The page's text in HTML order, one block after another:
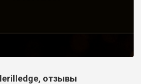
отзывы